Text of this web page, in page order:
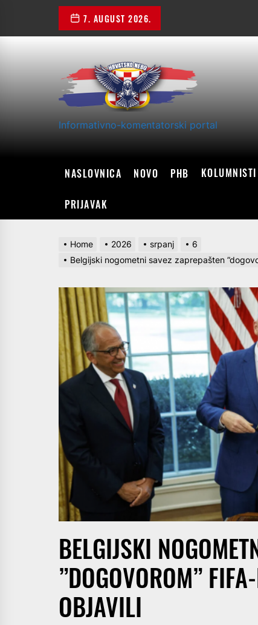
the
7. AUGUST 2026.
Informativno-komentatorski portal
NASLOVNICA NOVO PHB
PRIJAVAK
Home 2026 srpanj
6
Belgijski nogometni savez zaprepašten
BELGIJSKI
”DOGOVOROM”
OBJAVILI